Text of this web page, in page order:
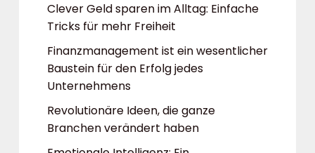
Clever Geld sparen im Alltag: Einfache
Tricks für mehr Freiheit
Finanzmanagement ist ein wesentlicher
Baustein für den Erfolg jedes
Unternehmens
Revolutionäre Ideen, die ganze
Branchen verändert haben